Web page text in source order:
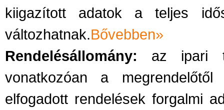
kiigazított adatok a teljes
változhatnak.Bővebben»
Rendelésállomány: az ipari
vonatkozóan a
elfogadott rendelések forgalmi